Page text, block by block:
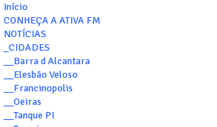
Início
CONHEÇA A ATIVA FM
NOTÍCIAS
_CIDADES
__Barra d Alcantara
__Elesbão Veloso
__Francinopolis
__Oeiras
__Tanque PI